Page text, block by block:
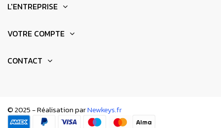
L'ENTREPRISE
VOTRE COMPTE
CONTACT
© 2025 - Réalisation parNewkeys.fr